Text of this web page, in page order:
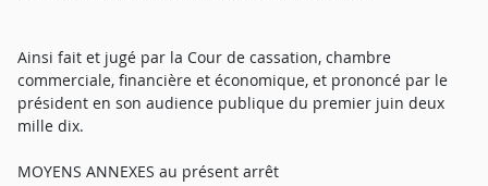
Ainsi fait et jugé par la Cour de cassation, chambre
commerciale, financière et économique, et prononcé par le
président en son audience publique du premier juin deux
mille dix.
MOYENS ANNEXES au présent arrêt